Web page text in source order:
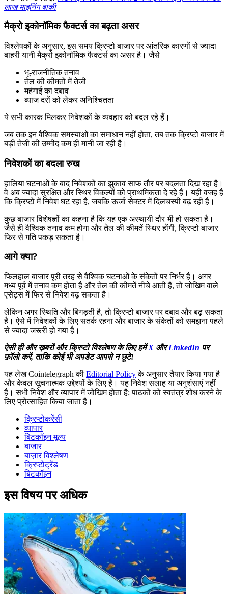
लाख माइनिंग बाकी
मैक्रो इकोनॉमिक फैक्टर्स का बढ़ता असर
विश्लेषकों के अनुसार, इस समय क्रिप्टो बाजार पर आंतरिक कारणों से ज्यादा
बाहरी यानी मैक्रो इकोनॉमिक फैक्टर्स का असर है। जैसे
भू-राजनीतिक तनाव
तेल की कीमतों में तेजी
महंगाई का दबाव
ब्याज दरों को लेकर अनिश्चितता
ये सभी कारक मिलकर निवेशकों के व्यवहार को बदल रहे हैं।
जब तक इन वैश्विक समस्याओं का समाधान नहीं होता, तब तक क्रिप्टो बाजार में
बड़ी तेजी की उम्मीद कम ही मानी जा रही है।
निवेशकों का बदला रुख
हालिया घटनाओं के बाद निवेशकों का झुकाव साफ तौर पर बदलता दिख रहा है।
वे अब ज्यादा सुरक्षित और स्थिर विकल्पों को प्राथमिकता दे रहे हैं। यही वजह है
कि क्रिप्टो में निवेश घट रहा है, जबकि ऊर्जा सेक्टर में दिलचस्पी बढ़ रही है।
कुछ बाजार विशेषज्ञों का कहना है कि यह एक अस्थायी दौर भी हो सकता है।
जैसे ही वैश्विक तनाव कम होगा और तेल की कीमतें स्थिर होंगी, क्रिप्टो बाजार
फिर से गति पकड़ सकता है।
आगे क्या?
फिलहाल बाजार पूरी तरह से वैश्विक घटनाओं के संकेतों पर निर्भर है। अगर
मध्य पूर्व में तनाव कम होता है और तेल की कीमतें नीचे आती हैं, तो जोखिम वाले
एसेट्स में फिर से निवेश बढ़ सकता है।
लेकिन अगर स्थिति और बिगड़ती है, तो क्रिप्टो बाजार पर दबाव और बढ़ सकता
है। ऐसे में निवेशकों के लिए सतर्क रहना और बाजार के संकेतों को समझना पहले
से ज्यादा जरूरी हो गया है।
ऐसी ही और ख़बरों और क्रिप्टो विश्लेषण के लिए हमेंX औरLinkedIn पर
फ़ॉलो करें, ताकि कोई भी अपडेट आपसे न छूटे!
यह लेख Cointelegraph की Editorial Policyके अनुसार तैयार किया गया है
और केवल सूचनात्मक उद्देश्यों के लिए है। यह निवेश सलाह या अनुशंसाएं नहीं
है। सभी निवेश और व्यापार में जोखिम होता है; पाठकों को स्वतंत्र शोध करने के
लिए प्रोत्साहित किया जाता है।
क्रिप्टोकरेंसी
व्यापार
बिटकॉइन मूल्य
बाजार
बाज़ार विश्लेषण
क्रिप्टोट्रेंड
बिटकॉइन
इस विषय पर अधिक